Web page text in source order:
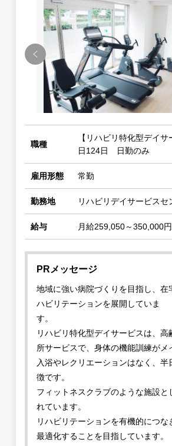
Previous
職種
【リハビリ特化型デイ
日124日 日勤のみ
雇用形態 常勤
勤務地 リハビリデイサービスセ
給与 月給259,050～350,000円
PRメッセージ
地域に強い病院づくりを目指し、在
ハビリテーションを展開していま
す。
リハビリ特化型デイサービスは、高
所サービスで、身体の機能訓練がメ
入浴やレクリエーションはなく、半
徴です。
フィットネスクラブのような施設と
れています。
リハビリテーションを有機的につな
最適化することを目指しています。